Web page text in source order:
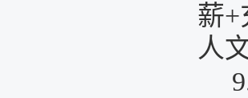
薪+
人